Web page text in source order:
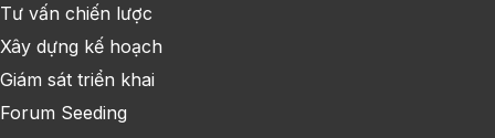
Tư vấn chiến lược
Xây dựng kế hoạch
Giám sát triển khai
Forum Seeding